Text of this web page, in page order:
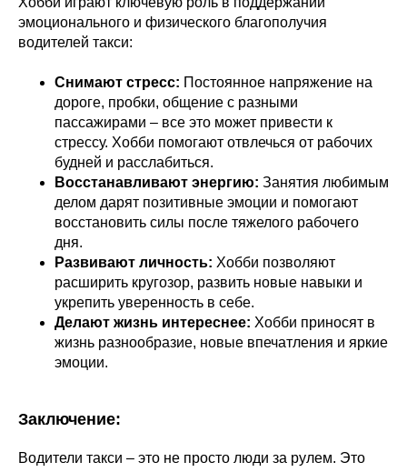
эмоционального и физического благополучия
водителей такси:
Снимают стресс: Постоянное напряжение на
дороге, пробки, общение с разными
пассажирами – все это может привести к
стрессу. Хобби помогают отвлечься от рабочих
будней и расслабиться.
Восстанавливают энергию: Занятия любимым
делом дарят позитивные эмоции и помогают
восстановить силы после тяжелого рабочего
дня.
Развивают личность: Хобби позволяют
расширить кругозор, развить новые навыки и
укрепить уверенность в себе.
Делают жизнь интереснее: Хобби приносят в
жизнь разнообразие, новые впечатления и яркие
эмоции.
Заключение:
Водители такси – это не просто люди за рулем. Это